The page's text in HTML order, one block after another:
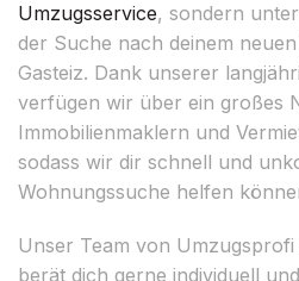
Umzugsservice, sondern
der Suche nach deinem
Gasteiz. Dank unserer
verfügen wir über ein großes
Immobilienmaklern und
sodass wir dir schnell und
Wohnungssuche helfen
Unser Team von
berät dich gerne individuell